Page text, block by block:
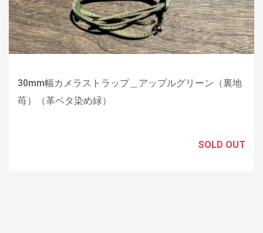
30mm幅カメラストラップ＿アップルグリーン（裏地
苺）（革ベタ染め緑）
SOLD OUT